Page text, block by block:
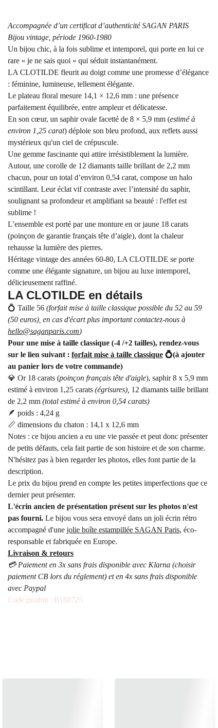
Accompagnée d’un certificat d’authenticité SAGAN PARIS
Bijou vintage, période 1960-1980
Un bijou chic, à la fois sublime et intemporel, qui porte en lui ce
rare « je ne sais quoi » qui séduit instantanément.
LA CLOTILDE fleurit au doigt comme une promesse d’élégance
: féminine, lumineuse, tellement élégante.
Le plateau floral mesure 14,1 × 12,6 mm : une présence
parfaitement équilibrée, entre ampleur et délicatesse.
En son cœur, un saphir ovale facetté de 8 × 5,9 mm (estimé à
environ 1,25 carat) déploie son bleu profond, aux reflets aussi
mystérieux qu'un ciel de crépuscule.
Une gemme fascinante qui attire irrésistiblement la lumière.
Autour, une corolle de 12 diamants taille brillant de 2,2 mm
chacun, pour un total d’environ 0,54 carat, compose un halo
scintillant. Leur éclat vif contraste avec l’intensité du saphir,
soulignant sa profondeur et amplifiant sa beauté : l'effet est
sublime !
L’ensemble est porté par une monture en or jaune 18 carats
(poinçon de garantie français tête d’aigle), dont la chaleur
rehausse la lumière des pierres.
Héritage vintage des années 60-80, LA CLOTILDE se porte
comme une élégante signature, un bijou au luxe intemporel,
délicieusement raffiné.
LA CLOTILDE en détails
💍 Taille 56 (forfait mise à taille classique possible du 52 au 59
(50 euros), en cas d'écart plus important contactez-nous à
hello@saganparis.com)
Pour une mise à taille classique (-4 /+2 tailles), rendez-vous
sur le lien suivant : forfait mise à taille classique 💍(à ajouter
au panier lors de votre commande)
💎 Or 18 carats (poinçon français tête d'aigle), saphir 8 x 5,9 mm
estimé à environ 1,25 carats (égrisures), 12 diamants taille brillant
de 2,2 mm (total estimé à environ 0,54 carats)
🪶 poids : 4,24 g
📏 dimensions du chaton : 14,1 x 12,6 mm
Notes : ce bijou ancien a eu une vie passée et peut donc présenter
de petits défauts, cela fait partie de son histoire et de son charme.
N'hésitez pas à bien regarder les photos, elles font partie de la
description.
Le prix du bijou prend en compte les petites imperfections que ce
dernier peut présenter.
L'écrin ancien de présentation présent sur les photos n'est
pas fourni. Le bijou vous sera envoyé dans un joli écrin rétro
accompagné d'une jolie boîte estampillée SAGAN Paris, éco-
responsable et fabriquée en Europe.
Livraison & retours
💳 Paiement en 3x sans frais disponible avec Klarna (choisir
paiement CB lors du réglement) et en 4x sans frais disponible
avec Paypal
Code produit : B160725